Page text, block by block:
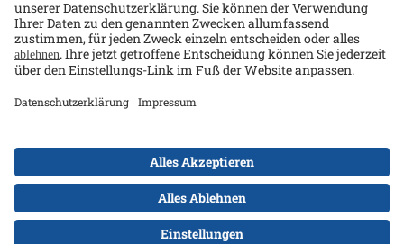
Ansprechpartner
Kontakt
Alle Preise exkl. gesetzl. Mehrwertsteuer zzgl.
Versandkostenund ggf. Nachnahmegebühren, wenn
nicht anders angegeben.